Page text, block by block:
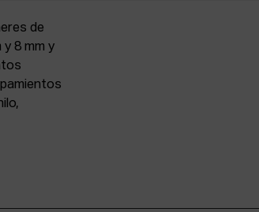
de
y 8 mm y